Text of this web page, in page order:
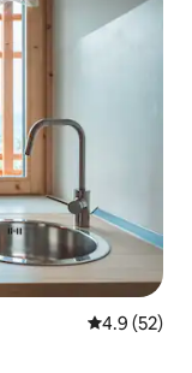
Rating
4.9 (52)